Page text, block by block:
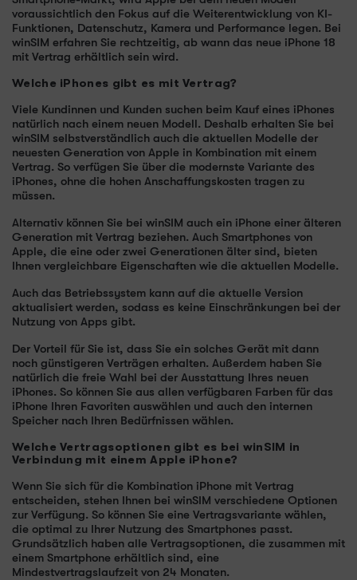
voraussichtlich den Fokus auf die Weiterentwicklung von KI-
Funktionen, Datenschutz, Kamera und Performance legen. Bei
winSIM erfahren Sie rechtzeitig, ab wann das neue iPhone 18
mit Vertrag erhältlich sein wird.
Welche iPhones gibt es mit Vertrag?
Viele Kundinnen und Kunden suchen beim Kauf eines iPhones
natürlich nach einem neuen Modell. Deshalb erhalten Sie bei
winSIM selbstverständlich auch die aktuellen Modelle der
neuesten Generation von Apple in Kombination mit einem
Vertrag. So verfügen Sie über die modernste Variante des
iPhones, ohne die hohen Anschaffungskosten tragen zu
müssen.
Alternativ können Sie bei winSIM auch ein iPhone einer älteren
Generation mit Vertrag beziehen. Auch Smartphones von
Apple, die eine oder zwei Generationen älter sind, bieten
Ihnen vergleichbare Eigenschaften wie die aktuellen Modelle.
Auch das Betriebssystem kann auf die aktuelle Version
aktualisiert werden, sodass es keine Einschränkungen bei der
Nutzung von Apps gibt.
Der Vorteil für Sie ist, dass Sie ein solches Gerät mit dann
noch günstigeren Verträgen erhalten. Außerdem haben Sie
natürlich die freie Wahl bei der Ausstattung Ihres neuen
iPhones. So können Sie aus allen verfügbaren Farben für das
iPhone Ihren Favoriten auswählen und auch den internen
Speicher nach Ihren Bedürfnissen wählen.
Welche Vertragsoptionen gibt es bei winSIM in
Verbindung mit einem Apple iPhone?
Wenn Sie sich für die Kombination iPhone mit Vertrag
entscheiden, stehen Ihnen bei winSIM verschiedene Optionen
zur Verfügung. So können Sie eine Vertragsvariante wählen,
die optimal zu Ihrer Nutzung des Smartphones passt.
Grundsätzlich haben alle Vertragsoptionen, die zusammen mit
einem Smartphone erhältlich sind, eine
Mindestvertragslaufzeit von 24 Monaten.